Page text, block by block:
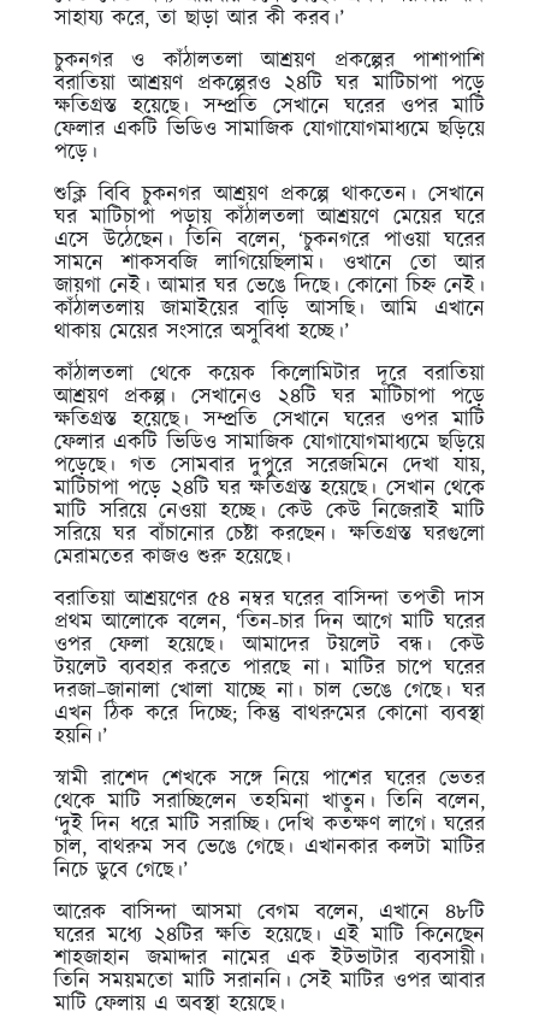
সাহায্য করে, তা ছাড়া আর কী করব।’
চুকনগর ও কাঁঠালতলা আশ্রয়ণ প্রকল্পের পাশাপাশি
বরাতিয়া আশ্রয়ণ প্রকল্পেরও ২৪টি ঘর মাটিচাপা পড়ে
ক্ষতিগ্রস্ত হয়েছে। সম্প্রতি সেখানে ঘরের ওপর মাটি
ফেলার একটি ভিডিও সামাজিক যোগাযোগমাধ্যমে ছড়িয়ে
পড়ে।
শুক্লি বিবি চুকনগর আশ্রয়ণ প্রকল্পে থাকতেন। সেখানে
ঘর মাটিচাপা পড়ায় কাঁঠালতলা আশ্রয়ণে মেয়ের ঘরে
এসে উঠেছেন। তিনি বলেন, ‘চুকনগরে পাওয়া ঘরের
সামনে শাকসবজি লাগিয়েছিলাম। ওখানে তো আর
জায়গা নেই। আমার ঘর ভেঙে দিছে। কোনো চিহ্ন নেই।
কাঁঠালতলায় জামাইয়ের বাড়ি আসছি। আমি এখানে
থাকায় মেয়ের সংসারে অসুবিধা হচ্ছে।’
কাঁঠালতলা থেকে কয়েক কিলোমিটার দূরে বরাতিয়া
আশ্রয়ণ প্রকল্প। সেখানেও ২৪টি ঘর মাটিচাপা পড়ে
ক্ষতিগ্রস্ত হয়েছে। সম্প্রতি সেখানে ঘরের ওপর মাটি
ফেলার একটি ভিডিও সামাজিক যোগাযোগমাধ্যমে ছড়িয়ে
পড়েছে। গত সোমবার দুপুরে সরেজমিনে দেখা যায়,
মাটিচাপা পড়ে ২৪টি ঘর ক্ষতিগ্রস্ত হয়েছে। সেখান থেকে
মাটি সরিয়ে নেওয়া হচ্ছে। কেউ কেউ নিজেরাই মাটি
সরিয়ে ঘর বাঁচানোর চেষ্টা করছেন। ক্ষতিগ্রস্ত ঘরগুলো
মেরামতের কাজও শুরু হয়েছে।
বরাতিয়া আশ্রয়ণের ৫৪ নম্বর ঘরের বাসিন্দা তপতী দাস
প্রথম আলোকে বলেন, ‘তিন-চার দিন আগে মাটি ঘরের
ওপর ফেলা হয়েছে। আমাদের টয়লেট বন্ধ। কেউ
টয়লেট ব্যবহার করতে পারছে না। মাটির চাপে ঘরের
দরজা–জানালা খোলা যাচ্ছে না। চাল ভেঙে গেছে। ঘর
এখন ঠিক করে দিচ্ছে; কিন্তু বাথরুমের কোনো ব্যবস্থা
হয়নি।’
স্বামী রাশেদ শেখকে সঙ্গে নিয়ে পাশের ঘরের ভেতর
থেকে মাটি সরাচ্ছিলেন তহমিনা খাতুন। তিনি বলেন,
‘দুই দিন ধরে মাটি সরাচ্ছি। দেখি কতক্ষণ লাগে। ঘরের
চাল, বাথরুম সব ভেঙে গেছে। এখানকার কলটা মাটির
নিচে ডুবে গেছে।’
আরেক বাসিন্দা আসমা বেগম বলেন, এখানে ৪৮টি
ঘরের মধ্যে ২৪টির ক্ষতি হয়েছে। এই মাটি কিনেছেন
শাহজাহান জমাদ্দার নামের এক ইটভাটার ব্যবসায়ী।
তিনি সময়মতো মাটি সরাননি। সেই মাটির ওপর আবার
মাটি ফেলায় এ অবস্থা হয়েছে।